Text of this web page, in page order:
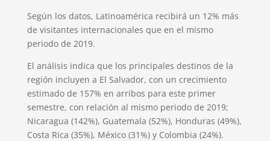
Según los datos, Latinoamérica recibirá un 12% más
de visitantes internacionales que en el mismo
periodo de 2019.
El análisis indica que los principales destinos de la
región incluyen a El Salvador, con un crecimiento
estimado de 157% en arribos para este primer
semestre, con relación al mismo periodo de 2019;
Nicaragua (142%), Guatemala (52%), Honduras (49%),
Costa Rica (35%), México (31%) y Colombia (24%).